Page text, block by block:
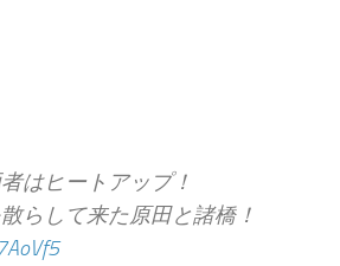
はヒートアップ！
らして来た原田と諸橋！